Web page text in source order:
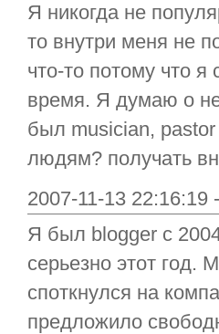
Я никогда не
то внутри меня не
что-то потому что
время. Я думаю о
был musician, pastor
людям? получать
2007-11-13 22:16:19 -
Я был blogger с
серьезно этот год.
споткнулся на
предложило